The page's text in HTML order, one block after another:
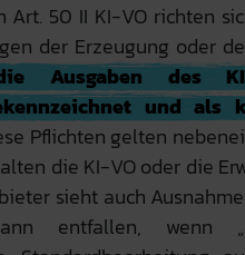
Art. 50 II KI-VO richten
der Erzeugung oder
Ausgaben des
und als
Pflichten gelten
die KI-VO oder die
sieht auch
entfallen, wenn